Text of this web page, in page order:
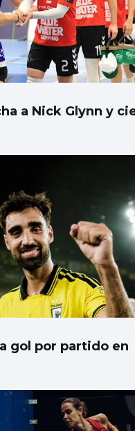
FRONTERA
“No hubo ni
a Nick Glynn y
gol por partido en